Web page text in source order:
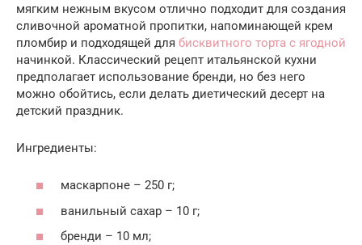
мягким нежным вкусом отлично подходит для создания
сливочной ароматной пропитки, напоминающей крем
пломбир и подходящей для бисквитного торта с ягодной
начинкой. Классический рецепт итальянской кухни
предполагает использование бренди, но без него
можно обойтись, если делать диетический десерт на
детский праздник.
Ингредиенты:
маскарпоне – 250 г;
ванильный сахар – 10 г;
бренди – 10 мл;